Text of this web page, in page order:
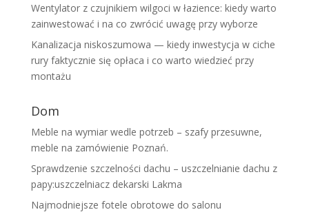
Wentylator z czujnikiem wilgoci w łazience: kiedy warto
zainwestować i na co zwrócić uwagę przy wyborze
Kanalizacja niskoszumowa — kiedy inwestycja w ciche
rury faktycznie się opłaca i co warto wiedzieć przy
montażu
Dom
Meble na wymiar wedle potrzeb – szafy przesuwne,
meble na zamówienie Poznań.
Sprawdzenie szczelności dachu – uszczelnianie dachu z
papy:uszczelniacz dekarski Lakma
Najmodniejsze fotele obrotowe do salonu